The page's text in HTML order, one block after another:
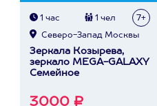
1 час 1 чел 7+
Северо-Запад Москвы
Зеркала Козырева,
зеркало MEGA-GALAXY
Семейное
3000 ₽